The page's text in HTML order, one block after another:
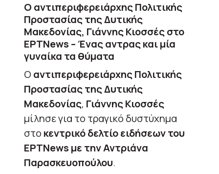
Ο αντιπεριφερειάρχης Πολιτικής
Προστασίας της Δυτικής
Μακεδονίας, Γιάννης Κιοσσές στο
ΕΡΤNews – Ένας αντρας και μία
γυναίκα τα θύματα
Ο αντιπεριφερειάρχης Πολιτικής
Προστασίας της Δυτικής
Μακεδονίας, Γιάννης Κιοσσές
μίλησε για το τραγικό δυστύχημα
στο κεντρικό δελτίο ειδήσεων του
ΕΡΤNews με την Αντριάνα
Παρασκευοπούλου.